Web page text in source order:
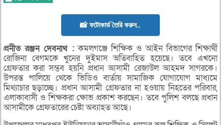
📸 ফটোকার্ড তৈরি করুন..
প্রনীতরঞ্জনদেবনাথ : কমলগঞ্জে শিক্ষিক ও আইন বিভাগের শিক্ষার্থী
রোজিনা বেগমকে খুনের দুইমাস অতিবাহিত হয়েছে। তবে এখনো
গ্রেফতার করা সম্ভব হয়নি প্রধান আসামী রেজাউল আহমদ সাগরকে।
উপরন্ত পালিয়ে থেকে ভিডিও বার্তায় সামাজিক যোগাযোগ মাধ্যমে
মিথ্যাচার ছড়াচ্ছে। প্রধান আসামী গ্রেফতার না হওয়ায় নিহতের পরিবার,
এলাকাবাসী ও শিক্ষকরা ক্ষোভ প্রকাশ করছেন। তবে পুলিশ বলছে প্রধান
আসামীকে গ্রেফতারের চেষ্টা অব্যাহত আছে।